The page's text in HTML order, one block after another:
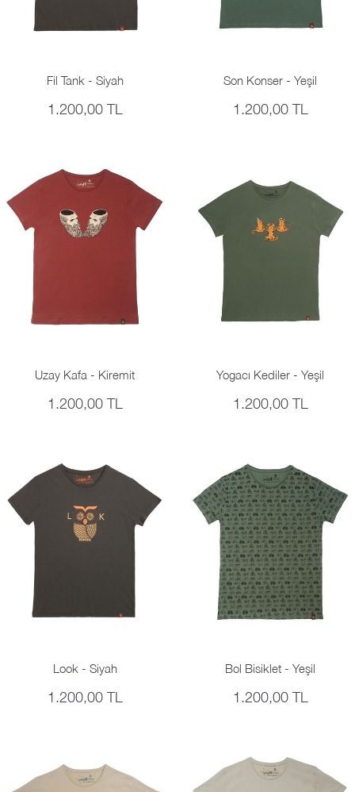
Fil Tank - Siyah
1.200,00 TL
Son Konser - Yeşil
1.200,00 TL
Uzay Kafa - Kiremit
1.200,00 TL
Yogacı Kediler - Yeşil
1.200,00 TL
Look - Siyah
1.200,00 TL
Bol Bisiklet - Yeşil
1.200,00 TL